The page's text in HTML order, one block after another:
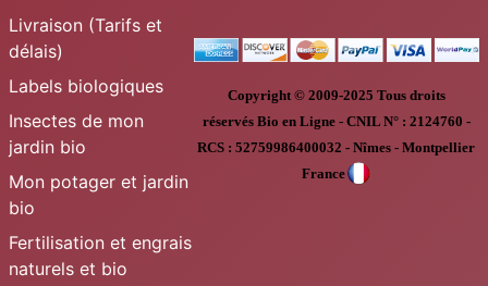
Livraison (Tarifs et
délais)
Labels biologiques
Insectes de mon
jardin bio
Mon potager et jardin
bio
Fertilisation et engrais
naturels et bio
Copyright © 2009-2025 Tous droits
réservésBio en Ligne - CNIL N° : 2124760 -
RCS : 52759986400032 - Nîmes - Montpellier
France